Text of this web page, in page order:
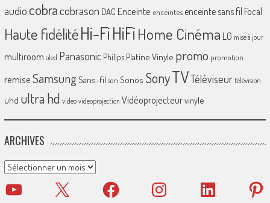
audio cobracobrason DAC Enceinte enceintes enceinte sans fil Focal
Haute fidélitéHi-FiHiFiHome Cinéma LG mise à jour
multiroom oled Panasonic Philips Platine Vinyle promo promotion
remiseSamsungSans-fil son Sonos SonyTVTéléviseur télévision
uhd ultra hd video videoprojection Vidéoprojecteurvinyle
ARCHIVES
Archives
YouTube X Facebook Instagram LinkedIn